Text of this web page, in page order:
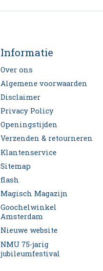
Informatie
Over ons
Algemene voorwaarden
Disclaimer
Privacy Policy
Openingstijden
Verzenden & retourneren
Klantenservice
Sitemap
flash
Magisch Magazijn
Goochelwinkel
Amsterdam
Nieuwe website
NMU 75-jarig
jubileumfestival